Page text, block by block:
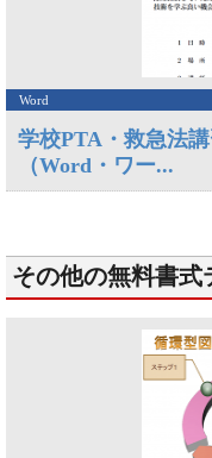
Word
学校PTA・救急法
（Word・ワー...
その他の無料書式